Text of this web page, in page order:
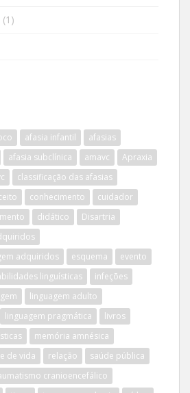
(1)
afasia infantil
afasias
afasia subclínica amavc
Apraxia
classificação das afasias
conhecimento
cuidador
didático
Disartria
adquiridos
esquema
evento
linguísticas
infeções
linguagem adulto
linguagem pragmática
livros
memória amnésica
de vida relação
saúde pública
cranioencefálico